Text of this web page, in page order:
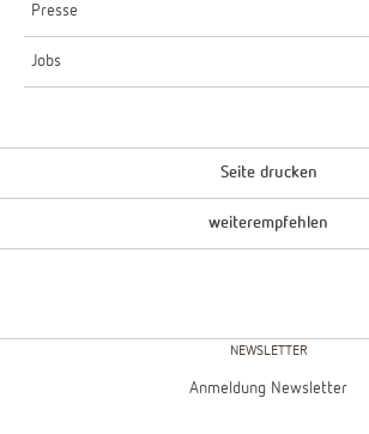
Presse
Jobs
Seite drucken
weiterempfehlen
NEWSLETTER
Anmeldung Newsletter